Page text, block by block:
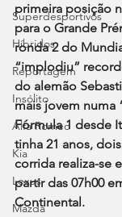
Superdesportivos
Híbridos
Reportagem
Insólito
Alfa Romeo
Kia
Lexus
Mazda
primeira posição
para o Grande
ronda 2 do
“implodiu”
do alemão
mais jovem numa
Fórmula 1 desde
tinha 21 anos,
corrida realiza-se
partir das 07h00
Continental.